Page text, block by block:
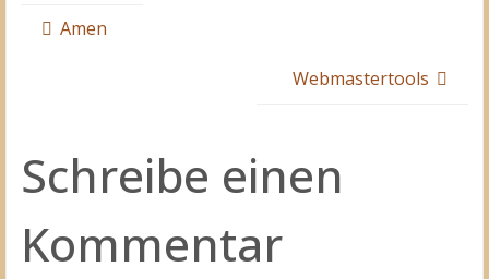
Amen
Webmastertools
Schreibe einen
Kommentar